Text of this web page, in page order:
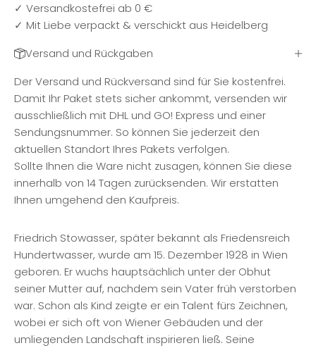
✓ Versandkostefrei ab 0 €
✓ Mit Liebe verpackt & verschickt aus Heidelberg
Versand und Rückgaben
Der Versand und Rückversand sind für Sie kostenfrei.
Damit Ihr Paket stets sicher ankommt, versenden wir
ausschließlich mit DHL und GO! Express und einer
Sendungsnummer. So können Sie jederzeit den
aktuellen Standort Ihres Pakets verfolgen.
Sollte Ihnen die Ware nicht zusagen, können Sie diese
innerhalb von 14 Tagen zurücksenden. Wir erstatten
Ihnen umgehend den Kaufpreis.
Friedrich Stowasser, später bekannt als Friedensreich
Hundertwasser, wurde am 15. Dezember 1928 in Wien
geboren. Er wuchs hauptsächlich unter der Obhut
seiner Mutter auf, nachdem sein Vater früh verstorben
war. Schon als Kind zeigte er ein Talent fürs Zeichnen,
wobei er sich oft von Wiener Gebäuden und der
umliegenden Landschaft inspirieren ließ. Seine